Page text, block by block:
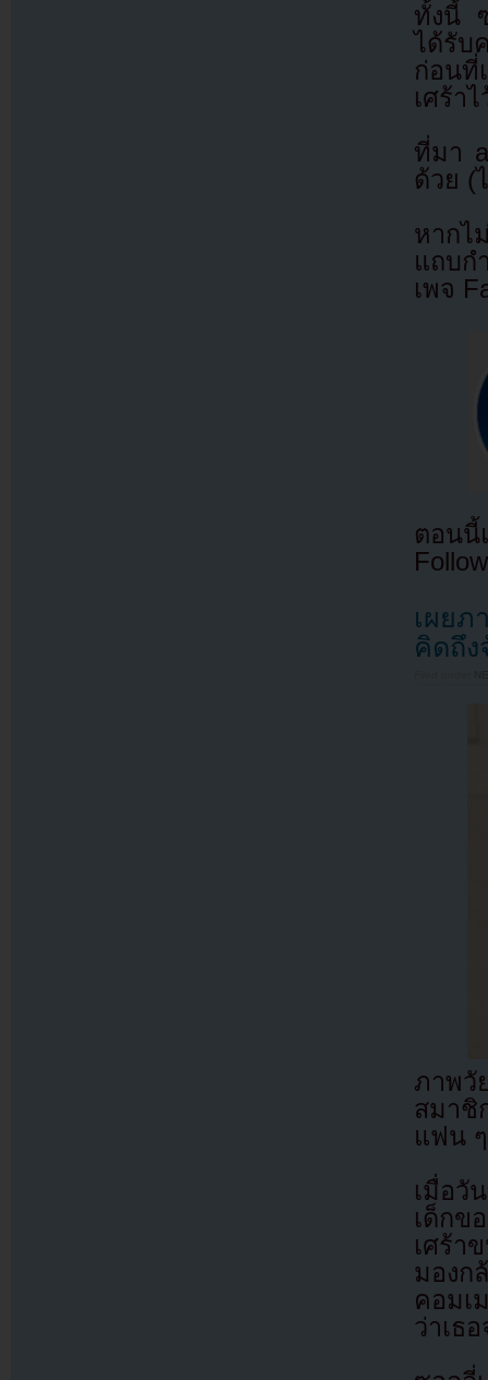
ทั้งนี้
ได้รับ
ก่อนที่
เศร้า
ที่มา
ด้วย (
หากไ
แถบก
เพจ
ตอนนี้
เผยภ
คิดถึง
ภาพ
สมาชิ
แฟน
เมื่อวั
เด็กข
เศร้า
มองก
คอมเ
ว่าเธ